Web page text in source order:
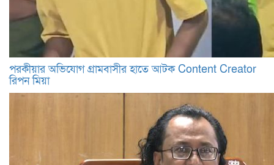
পরকীয়ার অভিযোগ গ্রামবাসীর হাতে আটক Content Creator
রিপন মিয়া